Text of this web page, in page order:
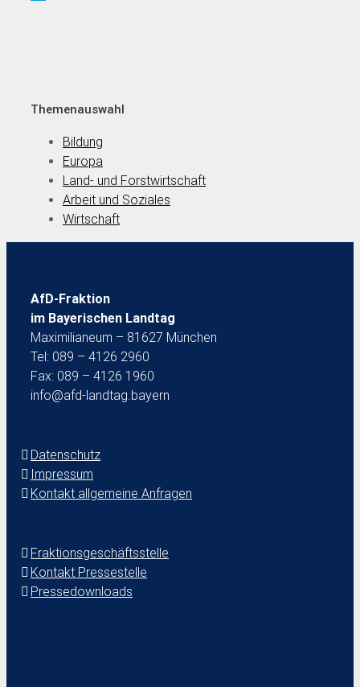
Themenauswahl
Bildung
Europa
Land- und Forstwirtschaft
Arbeit und Soziales
Wirtschaft
AfD-Fraktion
im Bayerischen Landtag
Maximilianeum – 81627 München
Tel: 089 – 4126 2960
Fax: 089 – 4126 1960
info@afd-landtag.bayern
Datenschutz
Impressum
Kontakt allgemeine Anfragen
Fraktionsgeschäftsstelle
Kontakt Pressestelle
Pressedownloads